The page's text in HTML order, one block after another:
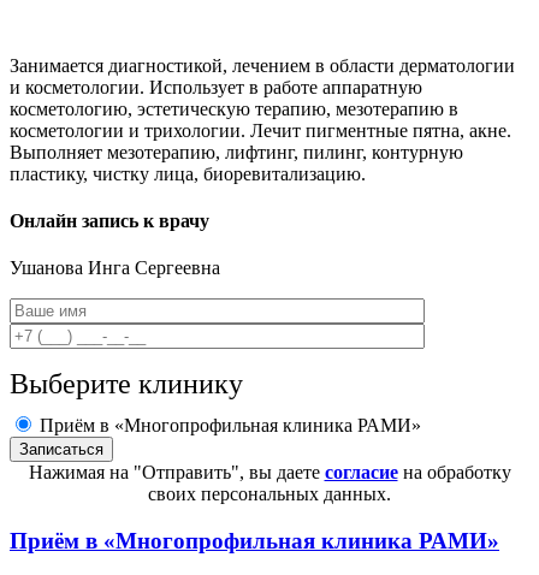
Занимается диагностикой, лечением в области дерматологии
и косметологии. Использует в работе аппаратную
косметологию, эстетическую терапию, мезотерапию в
косметологии и трихологии. Лечит пигментные пятна, акне.
Выполняет мезотерапию, лифтинг, пилинг, контурную
пластику, чистку лица, биоревитализацию.
Онлайн запись к врачу
Ушанова Инга Сергеевна
Выберите клинику
Приём в «Многопрофильная клиника РАМИ»
Нажимая на "Отправить", вы даете согласиена обработку
своих персональных данных.
Приём в «Многопрофильная клиника РАМИ»